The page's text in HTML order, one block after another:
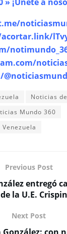
Noticias
Mundo 360
Venezuela
Previous Post
entregó
la U.E.
Next Post